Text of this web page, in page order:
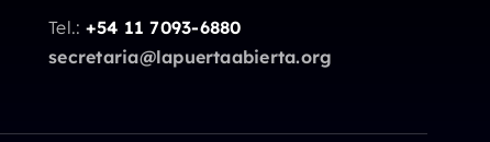
Tel.: +54 11 7093-6880
secretaria@lapuertaabierta.org